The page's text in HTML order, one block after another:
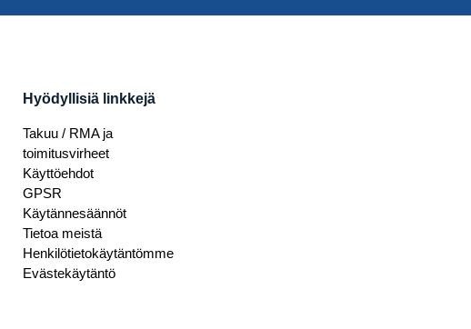
Hyödyllisiä linkkejä
Takuu / RMA ja
toimitusvirheet
Käyttöehdot
GPSR
Käytännesäännöt
Tietoa meistä
Henkilötietokäytäntömme
Evästekäytäntö